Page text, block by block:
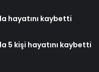
hayatını kaybetti
5 kişi hayatını kaybetti